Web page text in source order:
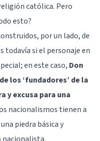
católica. Pero
esto?
por un lado, de
todavía si el personaje en
en este caso, Don
los ‘fundadores’ de la
y excusa para una
nacionalismos tienen a
piedra básica y